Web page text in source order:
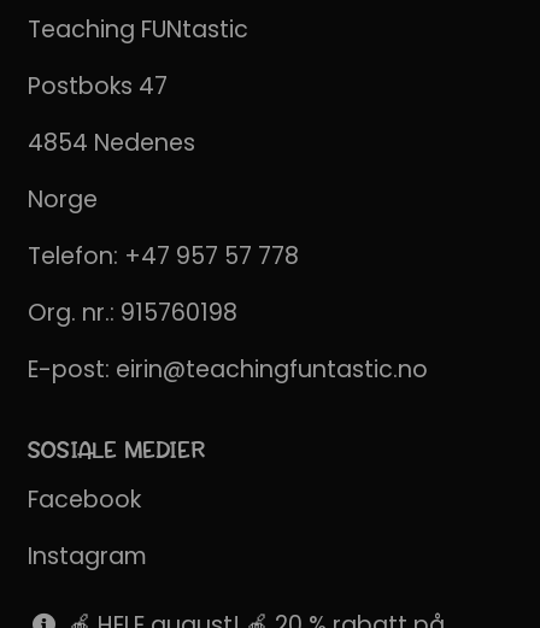
Teaching FUNtastic
Postboks 47
4854 Nedenes
Norge
Telefon: +47 957 57 778
Org. nr.: 915760198
E-post: eirin@teachingfuntastic.no
SOSIALE MEDIER
Facebook
Instagram
Pinterest